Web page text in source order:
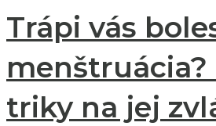
Trápi vás
menštruácia?
triky na jej